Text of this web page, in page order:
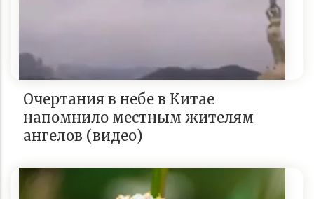
Очертания в небе в Китае
напомнило местным жителям
ангелов (видео)